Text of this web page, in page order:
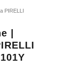
PIRELLI
|